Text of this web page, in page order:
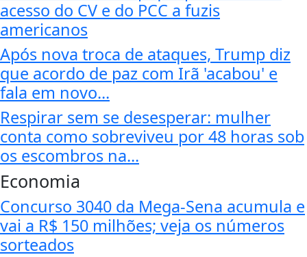
acesso do CV e do PCC a fuzis
americanos
Após nova troca de ataques, Trump diz
que acordo de paz com Irã 'acabou' e
fala em novo...
Respirar sem se desesperar: mulher
conta como sobreviveu por 48 horas sob
os escombros na...
Economia
Concurso 3040 da Mega-Sena acumula e
vai a R$ 150 milhões; veja os números
sorteados